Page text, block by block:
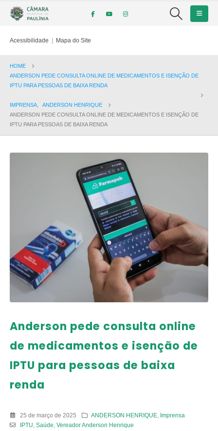
Acessibilidade | Mapa do Site
HOME
ANDERSON PEDE CONSULTA ONLINE DE MEDICAMENTOS E ISENÇÃO DE
IPTU PARA PESSOAS DE BAIXA RENDA
IMPRENSA
ANDERSON HENRIQUE
ANDERSON PEDE CONSULTA ONLINE DE MEDICAMENTOS E ISENÇÃO DE
IPTU PARA PESSOAS DE BAIXA RENDA
Anderson pede consulta online
de medicamentos e isenção de
IPTU para pessoas de baixa
renda
25 de março de 2025 ANDERSON HENRIQUE Imprensa
IPTU Saúde Vereador Anderson Henrique